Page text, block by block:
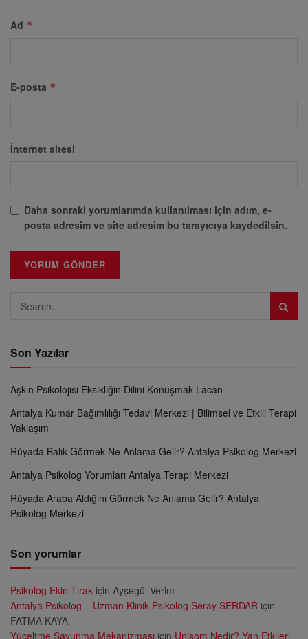
Ad *
E-posta *
İnternet sitesi
Daha sonraki yorumlarımda kullanılması için adım, e-
posta adresim ve site adresim bu tarayıcıya kaydedilsin.
Son Yazılar
Aşkın Psikolojisi Eksikliğin Dilini Konuşmak Lacan
Antalya Kumar Bağımlılığı Tedavi Merkezi | Bilimsel ve Etkili Terapi
Yaklaşım
Rüyada Balık Görmek Ne Anlama Gelir? Antalya Psikolog Merkezi
Antalya Psikolog Yorumları Antalya Terapi Merkezi
Rüyada Araba Aldığını Görmek Ne Anlama Gelir? Antalya
Psikolog Merkezi
Son yorumlar
Psikolog Ekin Tırak için Ayşegül Verim
Antalya Psikolog – Uzman Klinik Psikolog Seray SERDAR için
FATMA KAYA
Yüceltme Savunma Mekanizması için Unisom Nedir? Yan Etkileri